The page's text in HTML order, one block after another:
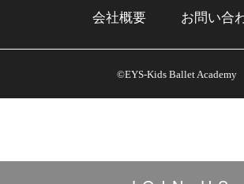
会社概要 お問い合
©EYS-Kids Ballet Academy